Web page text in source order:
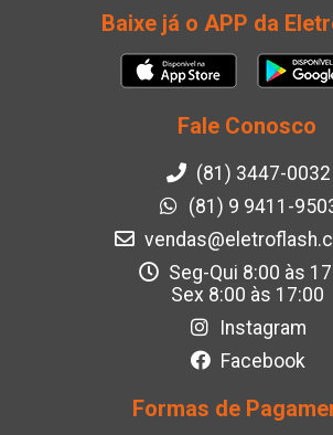
Baixe já o APP da
Fale Conosco
(81) 3447-0032
(81) 9 9411-
Seg-Qui 8:00 às
Sex 8:00 às 17:00
Instagram
Facebook
Formas de